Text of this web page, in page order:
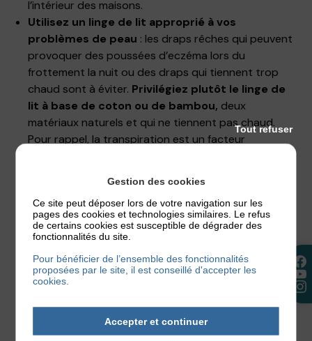
l’intérieur des maisons.
Utilisez un linge de lit approprié à vos
problèmes de peau : les draps rêches qui peuvent
provoquer des poussées d’eczéma lors du
frottement la nuit ou des draps qui tiennent trop
chaud sont à éviter. Privilégiez plutôt le linge de
lit à base de coton ou de bambou, deux
matériaux naturels et qui ne tiennent pas chaud.
Pour rappel, la transpiration est un facteur
dormir dans une chambre fraîche. Si votre budget
vous le permet,investissez dans un
humidificateur d’air.
Changez vos draps chaque semaine et lavez les
à 60° (pour éliminer les acariens) avec une
lessive hypoallergénique, sans adoucissants
pourraient provoquer une poussée inflammatoire
nocturne.
Gestion des cookies
Ce site peut déposer lors de votre navigation sur les
pages des cookies et technologies similaires. Le refus
de certains cookies est susceptible de dégrader des
fonctionnalités du site.
Pour bénéficier de l’ensemble des fonctionnalités
proposées par le site, il est conseillé d'accepter les
cookies.
Accepter et continuer
Tout refuser